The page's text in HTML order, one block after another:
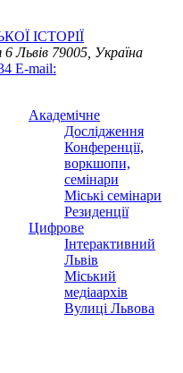
ІСТОРІЇ
6Львів 79005, Україна
E-mail:
Академічне
Дослідження
Конференції,
воркшопи,
семінари
Міські семінари
Резиденції
Цифрове
Інтерактивний
Львів
Міський
медіаархів
Вулиці Львова